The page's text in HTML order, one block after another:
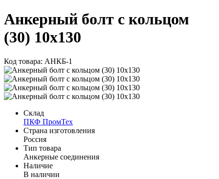
Анкерный болт с кольцом
(30) 10х130
Код товара: АНКБ-1
Склад
ПКФ ПромТех
Страна изготовления
Россия
Тип товара
Анкерные соединения
Наличие
В наличии